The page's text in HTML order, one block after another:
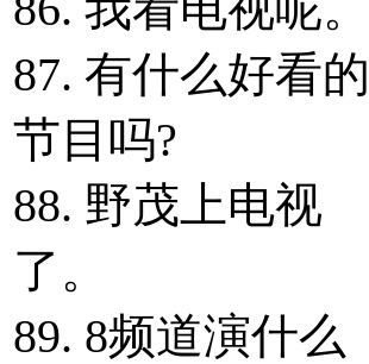
87. 有什么好看的
节目吗?
88. 野茂上电视
了。
89. 8频道演什么